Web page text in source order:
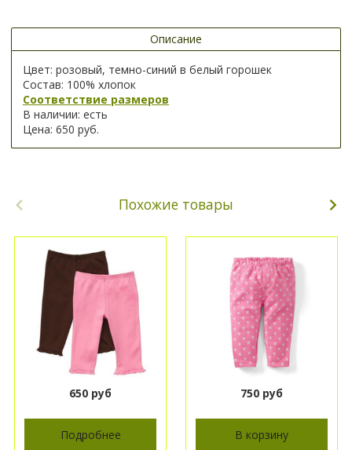
Описание
Цвет: розовый, темно-синий в белый горошек
Состав: 100% хлопок
Соответствие размеров
В наличии: есть
Цена: 650 руб.
Похожие товары
650 руб
Подробнее
750 руб
В корзину